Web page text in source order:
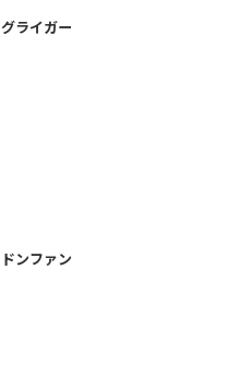
グライガー
ドンファン